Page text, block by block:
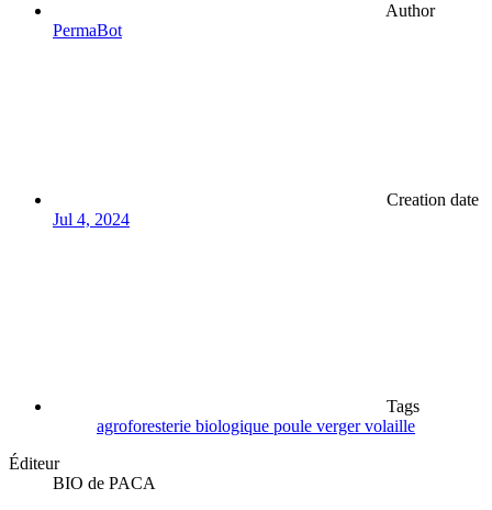
Author
PermaBot
Creation date
Jul 4, 2024
Tags
agroforesterie biologique poule vergervolaille
Éditeur
BIO de PACA